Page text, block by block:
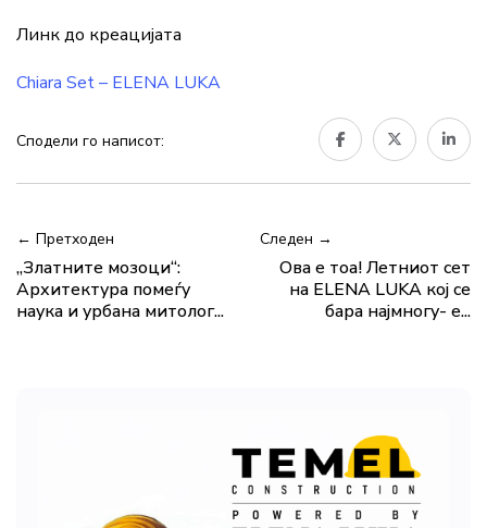
Линк до креацијата
Chiara Set – ELENA LUKA
Сподели го написот:
← Претходен
„Златните мозоци“:
Архитектура помеѓу
наука и урбана митолог...
Следен →
Ова е тоа! Летниот сет
на ELENA LUKA кој се
бара најмногу- е...